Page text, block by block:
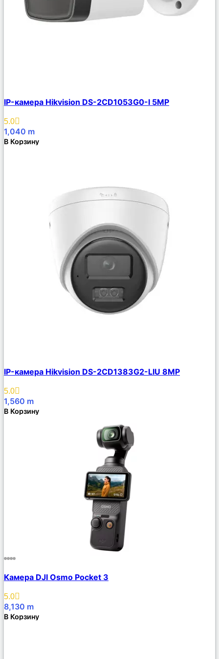
Описание
Избранное
IP-камера Hikvision DS-2CD1053G0-I 5MP
5.0
1,040 m
В Корзину
Описание
Избранное
IP-камера Hikvision DS-2CD1383G2-LIU 8MP
5.0
1,560 m
В Корзину
Описание
Избранное
Камера DJI Osmo Pocket 3
5.0
8,130 m
В Корзину